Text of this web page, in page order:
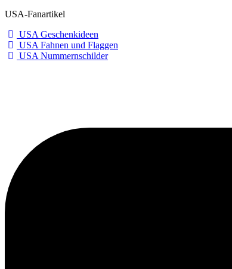
USA-Fanartikel
USA Geschenkideen
USA Fahnen und Flaggen
USA Nummernschilder